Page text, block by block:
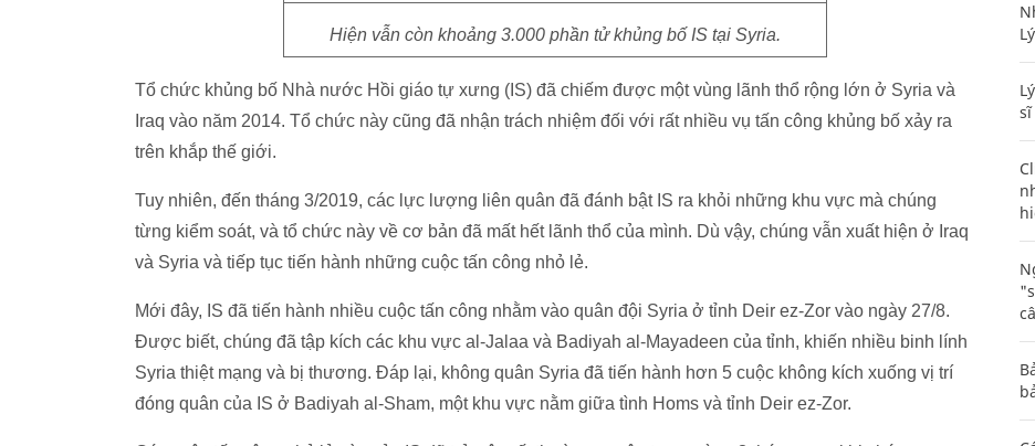
Hiện vẫn còn khoảng 3.000 phần tử khủng bố IS tại Syria.
Tổ chức khủng bố Nhà nước Hồi giáo tự xưng (IS) đã chiếm được một vùng lãnh thổ rộng lớn ở Syria và
Iraq vào năm 2014. Tổ chức này cũng đã nhận trách nhiệm đối với rất nhiều vụ tấn công khủng bố xảy ra
trên khắp thế giới.
Tuy nhiên, đến tháng 3/2019, các lực lượng liên quân đã đánh bật IS ra khỏi những khu vực mà chúng
từng kiểm soát, và tổ chức này về cơ bản đã mất hết lãnh thổ của mình. Dù vậy, chúng vẫn xuất hiện ở Iraq
và Syria và tiếp tục tiến hành những cuộc tấn công nhỏ lẻ.
Mới đây, IS đã tiến hành nhiều cuộc tấn công nhằm vào quân đội Syria ở tỉnh Deir ez-Zor vào ngày 27/8.
Được biết, chúng đã tập kích các khu vực al-Jalaa và Badiyah al-Mayadeen của tỉnh, khiến nhiều binh lính
Syria thiệt mạng và bị thương. Đáp lại, không quân Syria đã tiến hành hơn 5 cuộc không kích xuống vị trí
đóng quân của IS ở Badiyah al-Sham, một khu vực nằm giữa tình Homs và tỉnh Deir ez-Zor.
sĩ